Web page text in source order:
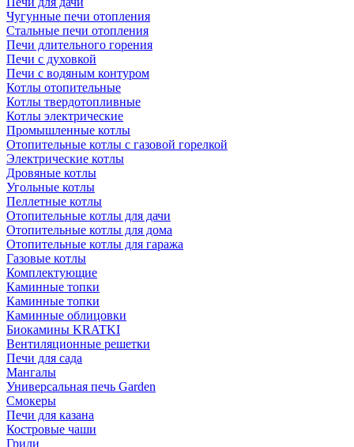
Чугунные печи отопления
Стальные печи отопления
Печи длительного горения
Печи с духовкой
Печи с водяным контуром
Котлы отопительные
Котлы твердотопливные
Котлы электрические
Промышленные котлы
Отопительные котлы с газовой горелкой
Электрические котлы
Дровяные котлы
Угольные котлы
Пеллетные котлы
Отопительные котлы для дачи
Отопительные котлы для дома
Отопительные котлы для гаража
Газовые котлы
Комплектующие
Каминные топки
Каминные топки
Каминные облицовки
Биокамины KRATKI
Вентиляционные решетки
Печи для сада
Мангалы
Универсальная печь Garden
Смокеры
Печи для казана
Костровые чаши
Грили